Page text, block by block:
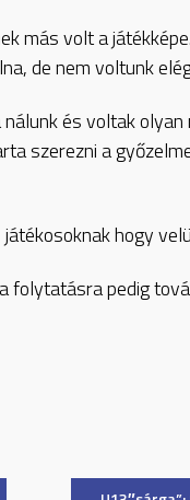
más volt a
de nem voltunk
és voltak
szerezni a
hogy
folytatásra pedig